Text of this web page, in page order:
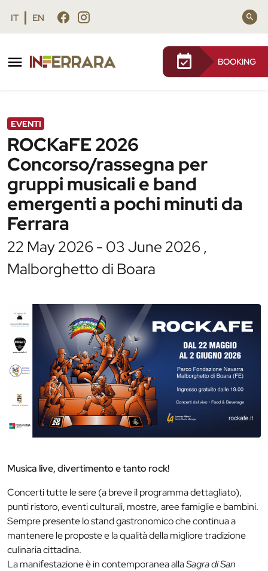
Vai al contenuto principale
Vai al footer
IT EN
BOOKING
ROCKaFE 2026 Concorso/rassegna per
EVENTI
ROCKaFE 2026
Concorso/rassegna per
gruppi musicali e band
emergenti a pochi minuti da
Ferrara
22 May 2026 - 03 June 2026 ,
Malborghetto di Boara
Musica live, divertimento e tanto rock!
Concerti tutte le sere (a breve il programma dettagliato),
punti ristoro, eventi culturali, mostre, aree famiglie e bambini.
Sempre presente lo stand gastronomico che continua a
mantenere le proposte e la qualità della migliore tradizione
culinaria cittadina.
La manifestazione è in contemporanea allaSagra di San